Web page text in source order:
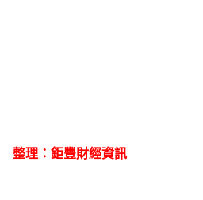
理：鉅豐財經資訊